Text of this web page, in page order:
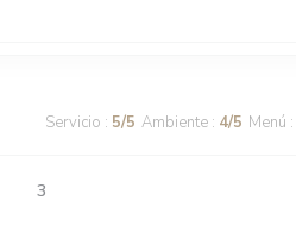
Servicio : 5/5 Ambiente : 4/5 Menú :
3